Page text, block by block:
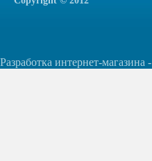
Разработка интернет-магазина -